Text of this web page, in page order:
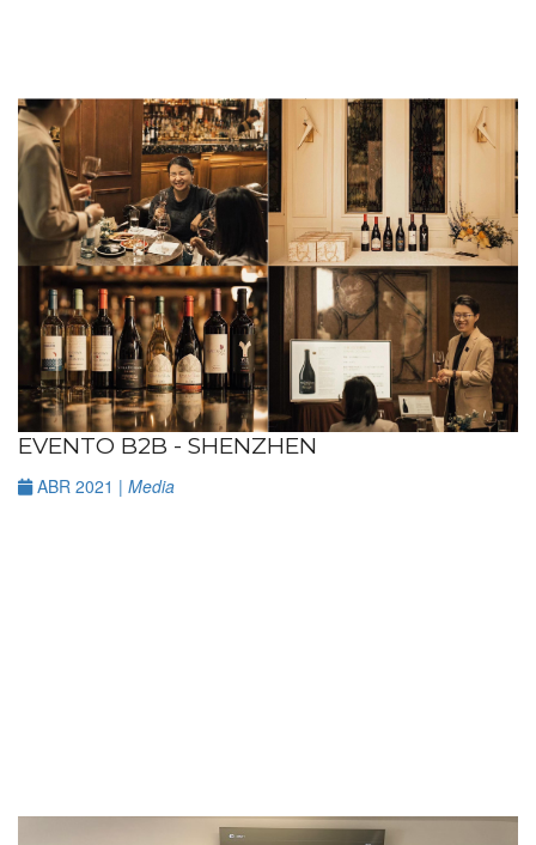
EVENTO B2B - SHENZHEN
ABR 2021 | Media